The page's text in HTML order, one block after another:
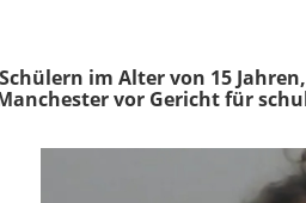
im Alter von 15
vor Gericht für